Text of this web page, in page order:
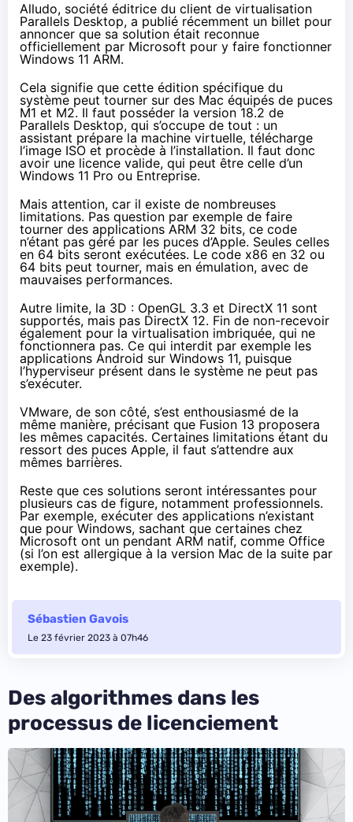
Alludo, société éditrice du client de virtualisation
Parallels Desktop, a publié récemment un billet pour
annoncer que sa solution était reconnue
officiellement par Microsoft pour y faire fonctionner
Windows 11 ARM.
Cela signifie que cette édition spécifique du
système peut tourner sur des Mac équipés de puces
M1 et M2. Il faut posséder la version 18.2 de
Parallels Desktop, qui s’occupe de tout : un
assistant prépare la machine virtuelle, télécharge
l’image ISO et procède à l’installation. Il faut donc
avoir une licence valide, qui peut être celle d’un
Windows 11 Pro ou Entreprise.
Mais attention, car il existe de nombreuses
limitations. Pas question par exemple de faire
tourner des applications ARM 32 bits, ce code
n’étant pas géré par les puces d’Apple. Seules celles
en 64 bits seront exécutées. Le code x86 en 32 ou
64 bits peut tourner, mais en émulation, avec de
mauvaises performances.
Autre limite, la 3D : OpenGL 3.3 et DirectX 11 sont
supportés, mais pas DirectX 12. Fin de non-recevoir
également pour la virtualisation imbriquée, qui ne
fonctionnera pas. Ce qui interdit par exemple les
applications Android sur Windows 11, puisque
l’hyperviseur présent dans le système ne peut pas
s’exécuter.
VMware, de son côté, s’est enthousiasmé de la
même manière, précisant que Fusion 13 proposera
les mêmes capacités. Certaines limitations étant du
ressort des puces Apple, il faut s’attendre aux
mêmes barrières.
Reste que ces solutions seront intéressantes pour
plusieurs cas de figure, notamment professionnels.
Par exemple, exécuter des applications n’existant
que pour Windows, sachant que certaines chez
Microsoft ont un pendant ARM natif, comme Office
(si l’on est allergique à la version Mac de la suite par
exemple).
Sébastien Gavois
Le 23 février 2023 à 07h46
Des algorithmes dans les
processus de licenciement